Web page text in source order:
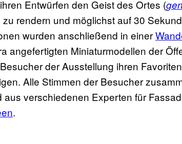
Entwürfen den Geist des Ortes (
rendern und möglichst auf 30
wurden anschließend in einer
angefertigten Miniaturmodellen der
der Ausstellung ihren
Alle Stimmen der Besucher
verschiedenen Experten für
.